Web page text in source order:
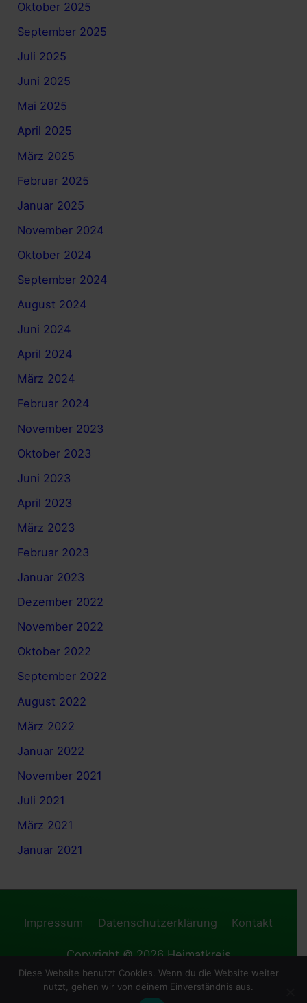
Oktober 2025
September 2025
Juli 2025
Juni 2025
Mai 2025
April 2025
März 2025
Februar 2025
Januar 2025
November 2024
Oktober 2024
September 2024
August 2024
Juni 2024
April 2024
März 2024
Februar 2024
November 2023
Oktober 2023
Juni 2023
April 2023
März 2023
Februar 2023
Januar 2023
Dezember 2022
November 2022
Oktober 2022
September 2022
August 2022
März 2022
Januar 2022
November 2021
Juli 2021
März 2021
Januar 2021
Impressum Datenschutzerklärung Kontakt
Copyright © 2026 Heimatkreis
Hohenelbe/Riesengebirge e. V. | Präsentiert von
Astra WordPress-Theme
Diese Website benutzt Cookies. Wenn du die Website weiter
nutzt, gehen wir von deinem Einverständnis aus.